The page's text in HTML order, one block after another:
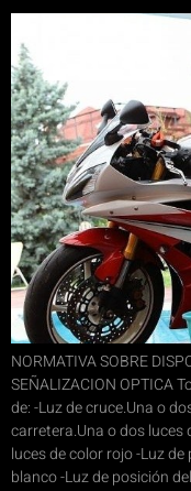
NORMATIVA SOBRE
SEÑALIZACION OPTICA
de: -Luz de cruce.Una o
carretera.Una o dos luces
luces de color rojo -Luz
blanco -Luz de posición